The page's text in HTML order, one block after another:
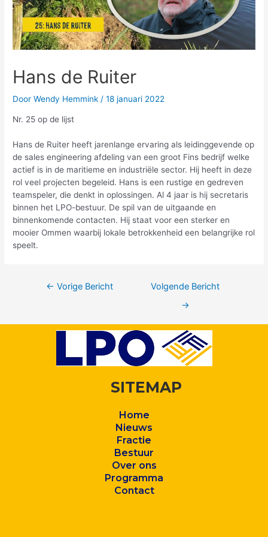
Hans de Ruiter
DoorWendy Hemmink /18 januari 2022
Nr. 25 op de lijst
Hans de Ruiter heeft jarenlange ervaring als leidinggevende op
de sales engineering afdeling van een groot Fins bedrijf welke
actief is in de maritieme en industriële sector. Hij heeft in deze
rol veel projecten begeleid. Hans is een rustige en gedreven
teamspeler, die denkt in oplossingen. Al 4 jaar is hij secretaris
binnen het LPO-bestuur. De spil van de uitgaande en
binnenkomende contacten. Hij staat voor een sterker en
mooier Ommen waarbij lokale betrokkenheid een belangrijke rol
speelt.
← Vorige Bericht
Volgende Bericht
→
SITEMAP
Home
Nieuws
Fractie
Bestuur
Over ons
Programma
Contact